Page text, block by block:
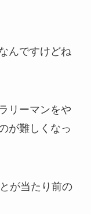
んですけどね
リーマンをや
が難しくなっ
が当たり前の